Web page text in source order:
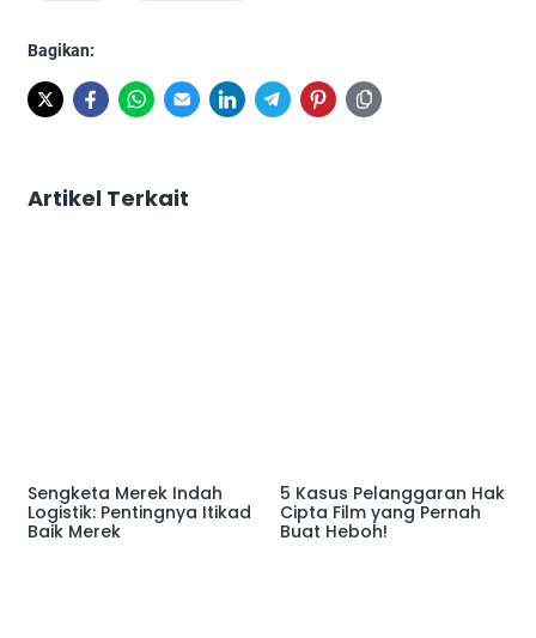
Bagikan:
Artikel Terkait
Sengketa Merek Indah
Logistik: Pentingnya Itikad
Baik Merek
5 Kasus Pelanggaran Hak
Cipta Film yang Pernah
Buat Heboh!